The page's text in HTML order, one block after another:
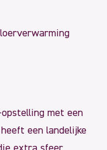
opstelling met een
een landelijke